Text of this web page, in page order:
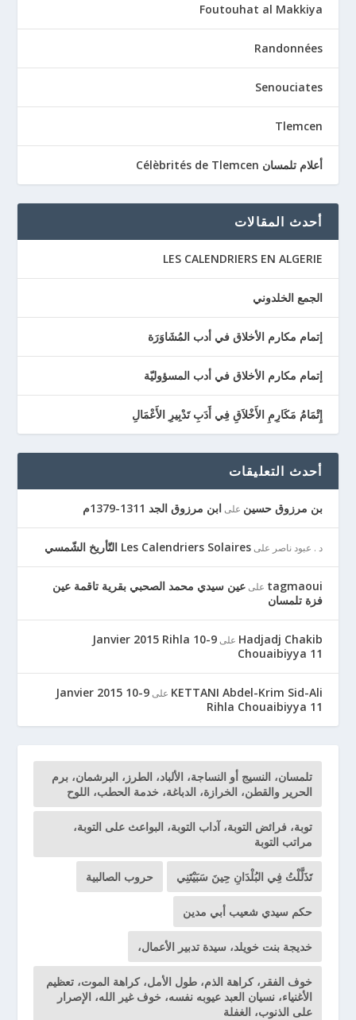
Foutouhat al Makkiya
Randonnées
Senouciates
Tlemcen
أعلام تلمسان Célèbrités de Tlemcen
أحدث المقالات
LES CALENDRIERS EN ALGERIE
الجمع الخلدوني
إتمام مكارم الأخلاق في أدب المُشَاوَرَة
إتمام مكارم الأخلاق في أدب المسؤوليّة
إِتْمَامُ مَكَارِمِ الأَخْلاَقِ فِي أَدَبِ تَدْبِيرِ الأَعْمَالِ
أحدث التعليقات
بن مرزوق حسين على ابن مرزوق الجد 1311-1379م
د . عبود ناصر علىLes Calendriers Solaires التّأريخ الشّمسي
tagmaoui علىعين سيدي محمد الصحبي بقرية تاقمة عين
فزة تلمسان
Hadjadj Chakib على
9-10 Janvier 2015 Rihla
Chouaibiyya 11
KETTANI Abdel-Krim Sid-Ali على
9-10 Janvier 2015
Rihla Chouaibiyya 11
تلمسان، النسيج أو النساجة، الألباد، الطرز، البرشمان، برم
الحرير والقطن، الخرازة، الدباغة، خدمة الحطب، اللوح
توبة، فرائض التوبة، آداب التوبة، البواعث على التوبة،
مراتب التوبة
تَذَلَّلْتُ فِي البُلْدَانِ حِينَ سَبَيْتَنِي حروب الصالبية
حكم سيدي شعيب أبي مدين
خديجة بنت خويلد، سيدة تدبير الأعمال،
خوف الفقر، كراهة الذم، طول الأمل، كراهة الموت، تعظيم
الأغنياء، نسيان العبد عيوبه نفسه، خوف غير الله، الإصرار
على الذنوب، الغفلة